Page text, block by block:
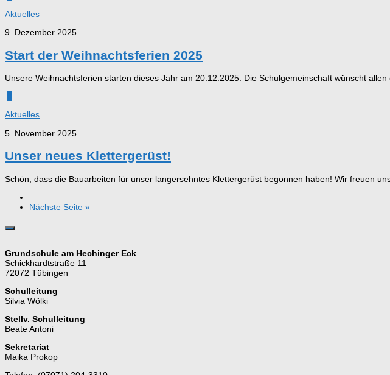
Aktuelles
9. Dezember 2025
Start der Weihnachtsferien 2025
Unsere Weihnachtsferien starten dieses Jahr am 20.12.2025. Die Schulgemeinschaft wünscht
Aktuelles
5. November 2025
Unser neues Klettergerüst!
Schön, dass die Bauarbeiten für unser langersehntes Klettergerüst begonnen haben! Wir freuen
Nächste Seite »
Grundschule am Hechinger Eck
Schickhardtstraße 11
72072 Tübingen
Schulleitung
Silvia Wölki
Stellv. Schulleitung
Beate Antoni
Sekretariat
Maika Prokop